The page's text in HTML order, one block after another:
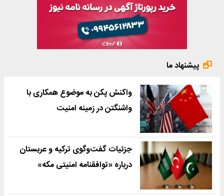
پیشنهاد ما
واکنش پکن به موضوع همکاری با
واشنگتن در زمینه امنیت
جزئیات گفت‌وگوی ترکیه و عربستان
درباره «توافقنامه امنیتی مکه»